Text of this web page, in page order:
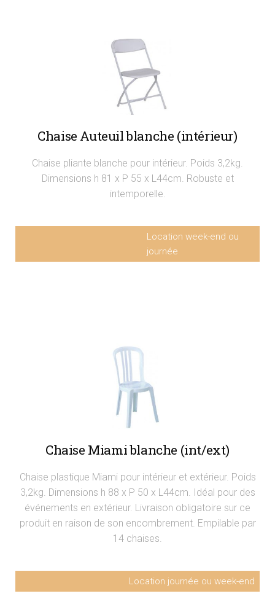
Chaise Auteuil blanche (intérieur)
Chaise pliante blanche pour intérieur. Poids 3,2kg.
Dimensions h 81 x P 55 x L44cm. Robuste et
intemporelle.
Location week-end ou
journée
Chaise Miami blanche (int/ext)
Chaise plastique Miami pour intérieur et extérieur. Poids
3,2kg. Dimensions h 88 x P 50 x L44cm. Idéal pour des
événements en extérieur. Livraison obligatoire sur ce
produit en raison de son encombrement. Empilable par
14 chaises.
Location journée ou week-end